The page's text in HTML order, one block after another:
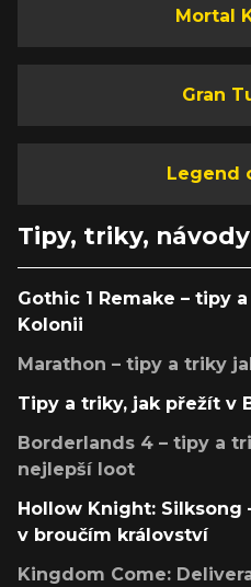
Mortal
Gran
Legend
Tipy, triky, návody
Gothic 1 Remake – tipy
Kolonii
Marathon – tipy a triky
Tipy a triky, jak přežít v
Borderlands 4 – tipy a
nejlepší loot
Hollow Knight:
v broučím království
Kingdom Come: